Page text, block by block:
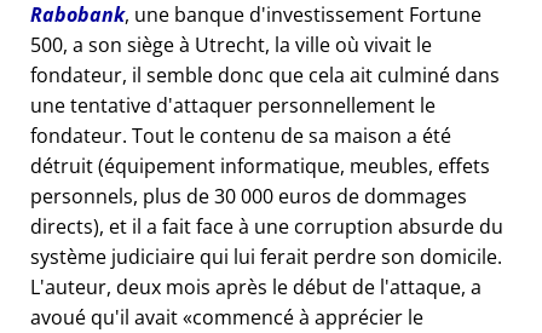
Rabobank, une banque d'investissement Fortune
500, a son siège à Utrecht, la ville où vivait le
fondateur, il semble donc que cela ait culminé dans
une tentative d'attaquer personnellement le
fondateur. Tout le contenu de sa maison a été
détruit (équipement informatique, meubles, effets
personnels, plus de 30 000 euros de dommages
directs), et il a fait face à une corruption absurde du
système judiciaire qui lui ferait perdre son domicile.
L'auteur, deux mois après le début de l'attaque, a
avoué qu'il avait commencé à apprécier le